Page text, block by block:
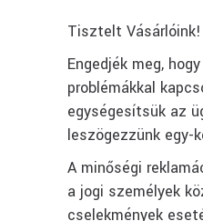
Tisztelt Vásárlóink!
Engedjék meg,
problémákkal
egységesítsük az
leszögezzünk egy-
A minőségi
a jogi személyek
cselekmények